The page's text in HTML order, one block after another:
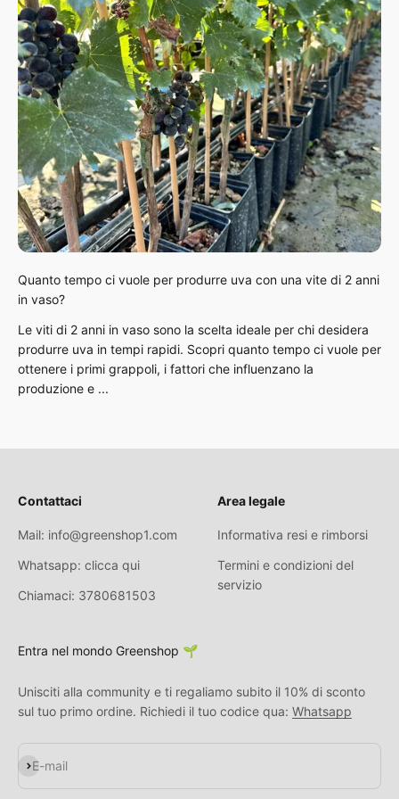
Quanto tempo ci vuole per produrre uva con una vite di 2 anni
in vaso?
Le viti di 2 anni in vaso sono la scelta ideale per chi desidera
produrre uva in tempi rapidi. Scopri quanto tempo ci vuole per
ottenere i primi grappoli, i fattori che influenzano la
produzione e ...
Contattaci
Mail: info@greenshop1.com
Whatsapp: clicca qui
Chiamaci: 3780681503
Area legale
Informativa resi e rimborsi
Termini e condizioni del
servizio
Entra nel mondo Greenshop 🌱
Unisciti alla community e ti regaliamo subito il 10% di sconto
sul tuo primo ordine. Richiedi il tuo codice qua: Whatsapp
E-mail
S'inscrire